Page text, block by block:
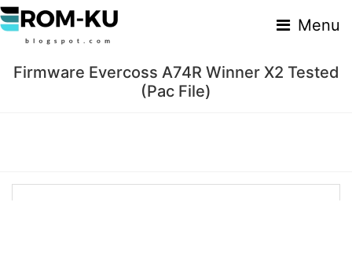
Menu
Firmware Evercoss A74R Winner X2 Tested
(Pac File)